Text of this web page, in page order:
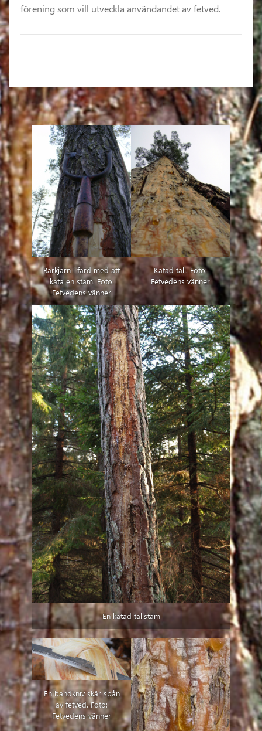
förening som vill utveckla användandet av fetved.
Barkjärn i färd med att
kata en stam. Foto:
Fetvedens vänner
Katad tall. Foto:
Fetvedens vänner
En katad tallstam
En bandkniv skär spån
av fetved. Foto:
Fetvedens vänner